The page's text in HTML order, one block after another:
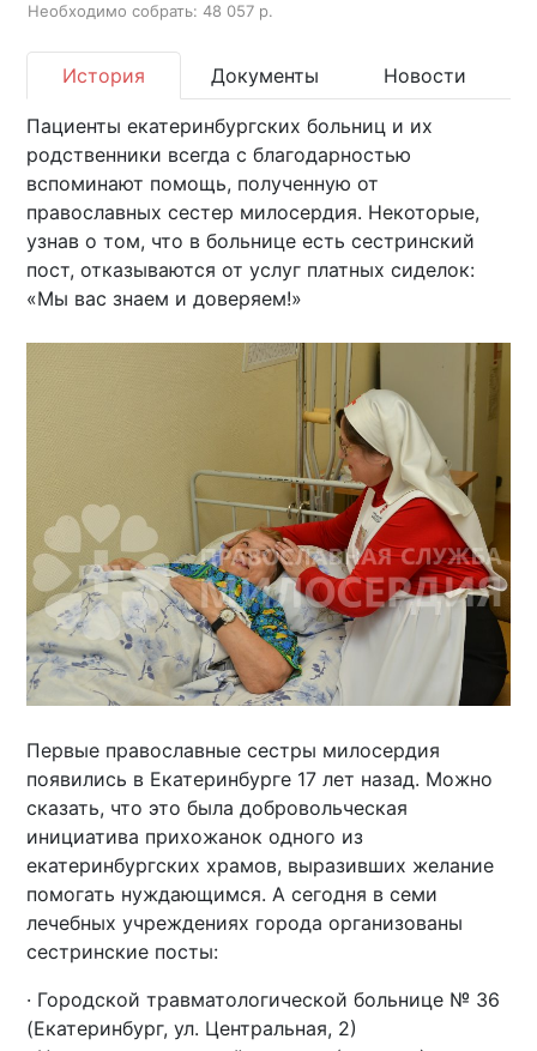
Необходимо собрать: 48 057 р.
История Документы Новости
Пациенты екатеринбургских больниц и их
родственники всегда с благодарностью
вспоминают помощь, полученную от
православных сестер милосердия. Некоторые,
узнав о том, что в больнице есть сестринский
пост, отказываются от услуг платных сиделок:
«Мы вас знаем и доверяем!»
Первые православные сестры милосердия
появились в Екатеринбурге 17 лет назад. Можно
сказать, что это была добровольческая
инициатива прихожанок одного из
екатеринбургских храмов, выразивших желание
помогать нуждающимся. А сегодня в семи
лечебных учреждениях города организованы
сестринские посты:
· Городской травматологической больнице № 36
(Екатеринбург, ул. Центральная, 2)